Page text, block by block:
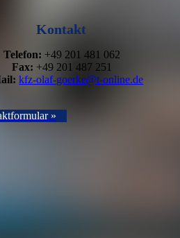
Kontakt
Telefon: +49 201 481 062
Fax: +49 201 487 251
kfz-olaf-goerke@t-online.de
­»